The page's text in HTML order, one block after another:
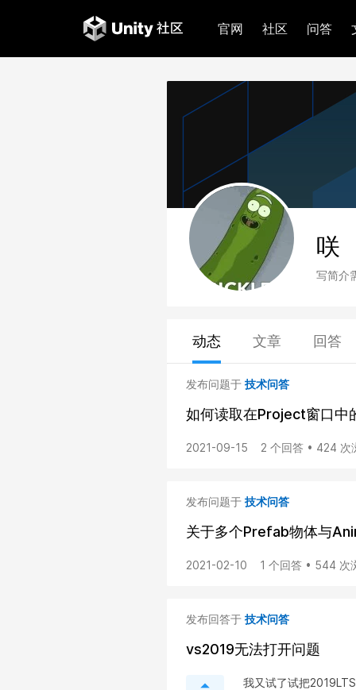
官网 社区 问答
咲
写简介
动态 文章 回答
发布问题于 技术问答
如何读取在Project窗口
2021-09-15 2 个回答 • 424 次
发布问题于 技术问答
关于多个Prefab物体与
2021-02-10 1 个回答 • 544 次
发布回答于 技术问答
vs2019无法打开问题
我又试了试把